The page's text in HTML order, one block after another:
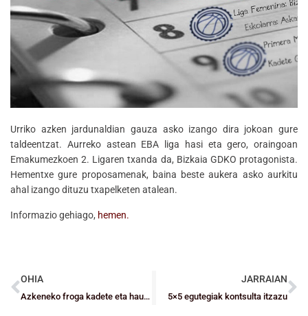
Urriko azken jardunaldian gauza asko izango dira jokoan gure
taldeentzat. Aurreko astean EBA liga hasi eta gero, oraingoan
Emakumezkoen 2. Ligaren txanda da, Bizkaia GDKO protagonista.
Hementxe gure proposamenak, baina beste aukera asko aurkitu
ahal izango dituzu txapelketen atalean.
Informazio gehiago, hemen.
OHIA
Azkeneko froga kadete eta haur mailakoentzat
JARRAIAN
5×5 egutegiak kontsulta itzazu